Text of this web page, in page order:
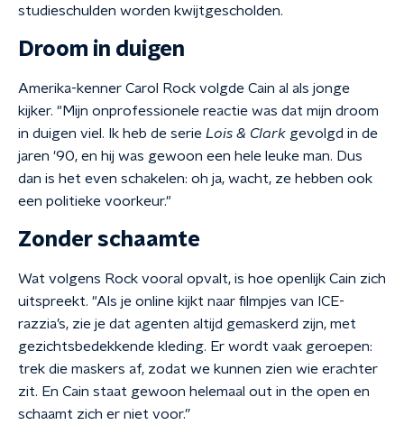
studieschulden worden kwijtgescholden.
Droom in duigen
Amerika-kenner Carol Rock volgde Cain al als jonge
kijker. "Mijn onprofessionele reactie was dat mijn droom
in duigen viel. Ik heb de serie Lois & Clark gevolgd in de
jaren '90, en hij was gewoon een hele leuke man. Dus
dan is het even schakelen: oh ja, wacht, ze hebben ook
een politieke voorkeur."
Zonder schaamte
Wat volgens Rock vooral opvalt, is hoe openlijk Cain zich
uitspreekt. "Als je online kijkt naar filmpjes van ICE-
razzia’s, zie je dat agenten altijd gemaskerd zijn, met
gezichtsbedekkende kleding. Er wordt vaak geroepen:
trek die maskers af, zodat we kunnen zien wie erachter
zit. En Cain staat gewoon helemaal out in the open en
schaamt zich er niet voor.”